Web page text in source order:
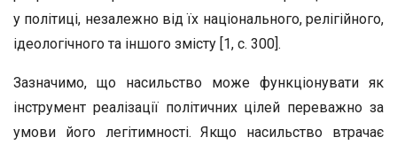
у політиці, незалежно від їх національного, релігійного,
ідеологічного та іншого змісту [1, с. 300].
Зазначимо, що насильство може функціонувати як
інструмент реалізації політичних цілей переважно за
умови його легітимності. Якщо насильство втрачає